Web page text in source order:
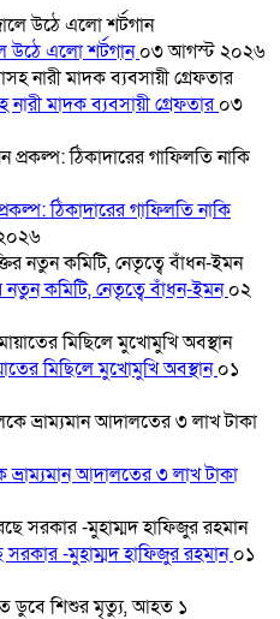
উঠে এলো শর্টগান০৩ আগস্ট ২০২৬
মাদক ব্যবসায়ী গ্রেফতার০৩
ঠিকাদারের গাফিলতি নাকি
নতুন কমিটি, নেতৃত্বে বাঁধন-ইমন০২
মিছিলে মুখোমুখি অবস্থান০১
ভ্রাম্যমান আদালতের ৩ লাখ টাকা
সরকার -মুহাম্মদ হাফিজুর রহমান০১